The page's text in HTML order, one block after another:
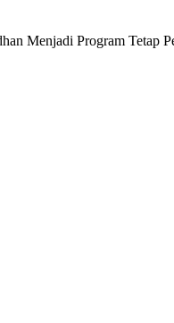
Menjadi Program Tetap